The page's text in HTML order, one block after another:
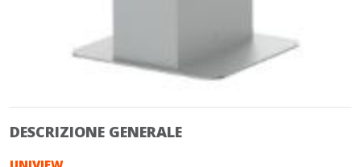
DESCRIZIONE GENERALE